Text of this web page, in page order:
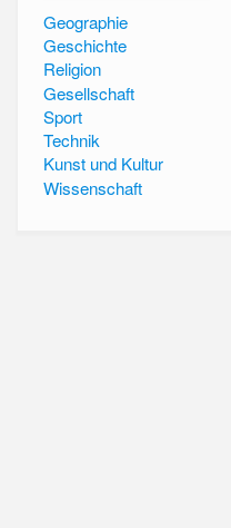
Geographie
Geschichte
Religion
Gesellschaft
Sport
Technik
Kunst und Kultur
Wissenschaft